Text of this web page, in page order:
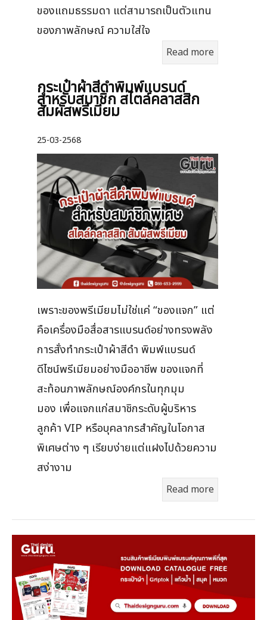
ของแถมธรรมดา แต่สามารถเป็นตัวแทน
ของภาพลักษณ์ ความใส่ใจ
Read more
กระเป๋าผ้าสีดำพิมพ์แบรนด์
สำหรับสมาชิก สไตล์คลาสสิก
สัมผัสพรีเมียม
25-03-2568
เพราะของพรีเมียมไม่ใช่แค่ “ของแจก” แต่
คือเครื่องมือสื่อสารแบรนด์อย่างทรงพลัง
การสั่งทำกระเป๋าผ้าสีดำ พิมพ์แบรนด์
ดีไซน์พรีเมียมอย่างมืออาชีพ ของแจกที่
สะท้อนภาพลักษณ์องค์กรในทุกมุม
มอง เพื่อแจกแก่สมาชิกระดับผู้บริหาร
ลูกค้า VIP หรือบุคลากรสำคัญในโอกาส
พิเศษต่าง ๆ เรียบง่ายแต่แฝงไปด้วยความ
สง่างาม
Read more